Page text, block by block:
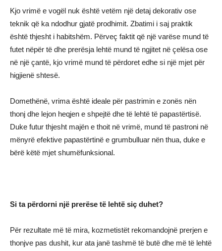
Kjo vrimë e vogël nuk është vetëm një detaj dekorativ ose
teknik që ka ndodhur gjatë prodhimit. Zbatimi i saj praktik
është thjesht i habitshëm. Përveç faktit që një varëse mund të
futet nëpër të dhe prerësja lehtë mund të ngjitet në çelësa ose
në një çantë, kjo vrimë mund të përdoret edhe si një mjet për
higjienë shtesë.
Domethënë, vrima është ideale për pastrimin e zonës nën
thonj dhe lejon heqjen e shpejtë dhe të lehtë të papastërtisë.
Duke futur thjesht majën e thoit në vrimë, mund të pastroni në
mënyrë efektive papastërtinë e grumbulluar nën thua, duke e
bërë këtë mjet shumëfunksional.
Si ta përdorni një prerëse të lehtë siç duhet?
Për rezultate më të mira, kozmetistët rekomandojnë prerjen e
thonjve pas dushit, kur ata janë tashmë të butë dhe më të lehtë